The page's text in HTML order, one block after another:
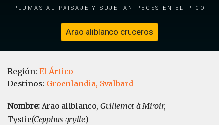
plumas al paisaje y sujetan peces en el pico
Arao aliblanco cruceros
Región: El Ártico
Destinos: Groenlandia, Svalbard
Nombre:Arao aliblanco, Guillemot à Miroir,
Tystie(Cepphus grylle)